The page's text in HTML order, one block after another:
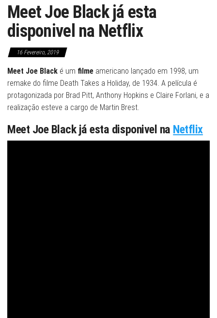
Meet Joe Black já esta
disponivel na Netflix
16 Fevereiro, 2019
Meet Joe Black é um filme americano lançado em 1998, um
remake do filme Death Takes a Holiday, de 1934. A película é
protagonizada por Brad Pitt, Anthony Hopkins e Claire Forlani, e a
realização esteve a cargo de Martin Brest.
Meet Joe Black já esta disponivel na Netflix